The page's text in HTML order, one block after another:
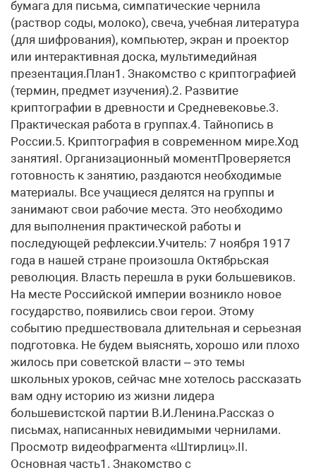
бумага для письма, симпатические чернила
(раствор соды, молоко), свеча, учебная литература
(для шифрования), компьютер, экран и проектор
или интерактивная доска, мультимедийная
презентация.План1. Знакомство с криптографией
(термин, предмет изучения).2. Развитие
криптографии в древности и Средневековье.3.
Практическая работа в группах.4. Тайнопись в
России.5. Криптография в современном мире.Ход
занятияI. Организационный моментПроверяется
готовность к занятию, раздаются необходимые
материалы. Все учащиеся делятся на группы и
занимают свои рабочие места. Это необходимо
для выполнения практической работы и
последующей рефлексии.Учитель: 7 ноября 1917
года в нашей стране произошла Октябрьская
революция. Власть перешла в руки большевиков.
На месте Российской империи возникло новое
государство, появились свои герои. Этому
событию предшествовала длительная и серьезная
подготовка. Не будем выяснять, хорошо или плохо
жилось при советской власти – это темы
школьных уроков, сейчас мне хотелось рассказать
вам одну историю из жизни лидера
большевистской партии В.И.Ленина.Рассказ о
письмах, написанных невидимыми чернилами.
Просмотр видеофрагмента «Штирлиц».II.
Основная часть1. Знакомство с